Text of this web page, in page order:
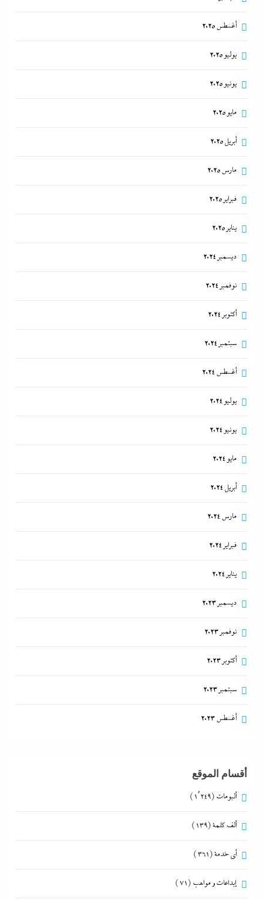
أغسطس 2025
يوليو 2025
يونيو 2025
مايو 2025
أبريل 2025
مارس 2025
فبراير 2025
يناير 2025
ديسمبر 2024
نوفمبر 2024
أكتوبر 2024
سبتمبر 2024
أغسطس 2024
يوليو 2024
يونيو 2024
مايو 2024
أبريل 2024
مارس 2024
فبراير 2024
يناير 2024
ديسمبر 2023
نوفمبر 2023
أكتوبر 2023
سبتمبر 2023
أغسطس 2023
أقسام الموقع
ألبومات (1٬249)
ألف كلمة(139)
أي خدمة(361)
إبداعات و مواهب (71)